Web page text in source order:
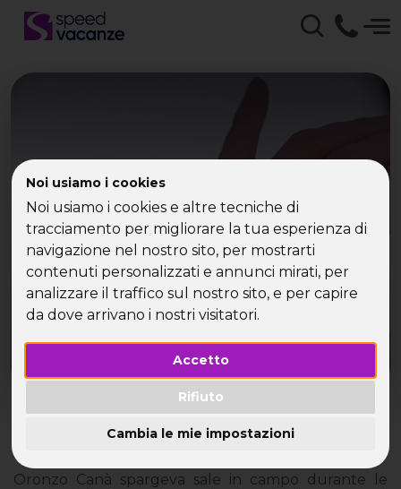
Noi usiamo i cookies
Noi usiamo i cookies e altre tecniche di
tracciamento per migliorare la tua esperienza di
navigazione nel nostro sito, per mostrarti
contenuti personalizzati e annunci mirati, per
analizzare il traffico sul nostro sito, e per capire
da dove arrivano i nostri visitatori.
Accetto
Rifiuto
Cambia le mie impostazioni
I single italiani si
preparano ai mondiali
Superstizioni e riti scaramantici per affrontare
Oronzo Canà spargeva sale in campo durante le